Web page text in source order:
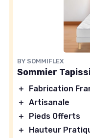
BY SOMMIFLEX
Sommier
＋
Fabrication
＋ Artisanale
＋
Pieds Offerts
＋
Hauteur